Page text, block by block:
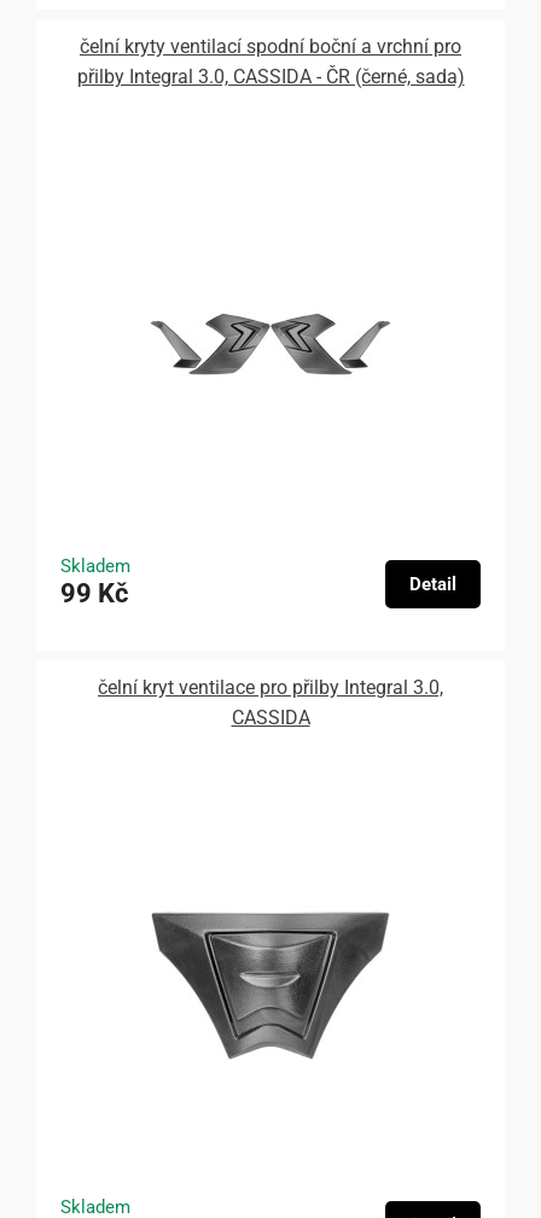
čelní kryty ventilací spodní boční a vrchní pro
přilby Integral 3.0, CASSIDA - ČR (černé, sada)
Skladem
99 Kč Detail
čelní kryt ventilace pro přilby Integral 3.0,
CASSIDA
Skladem